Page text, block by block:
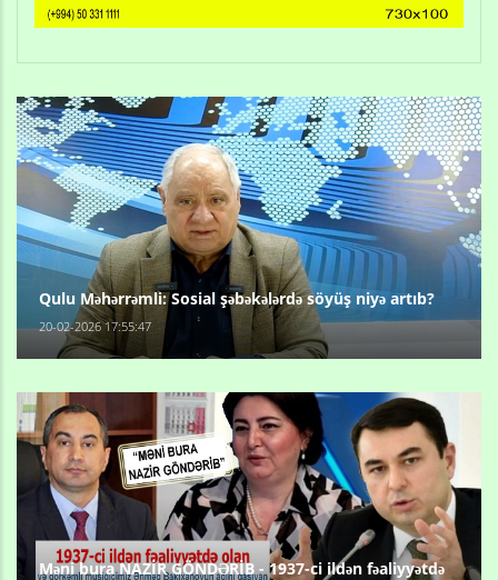
Qulu Məhərrəmli: Sosial şəbəkələrdə söyüş niyə artıb?
20-02-2026 17:55:47
Məni bura NAZİR GÖNDƏRİB - 1937-ci ildən fəaliyyətdə